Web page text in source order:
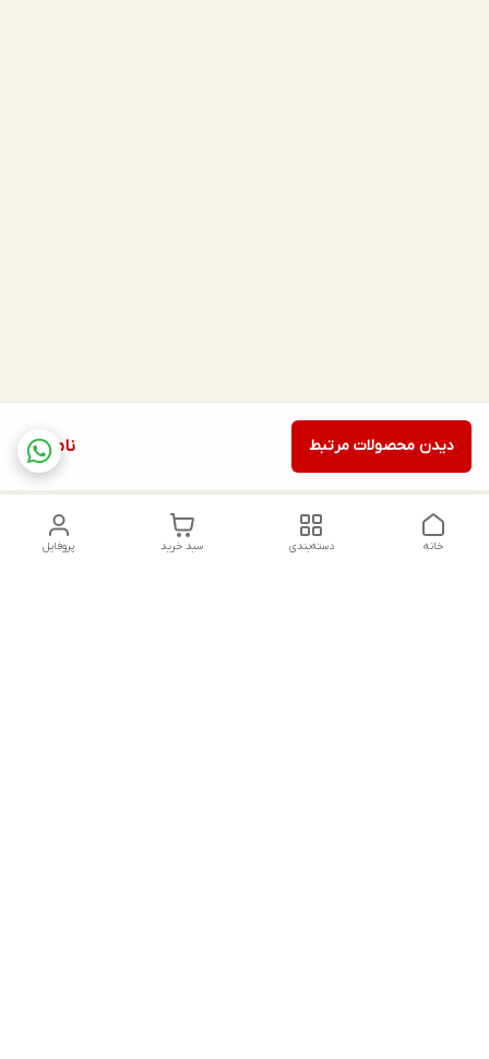
ناموجود دیدن محصولات مرتبط
پروفایل سبد خرید دسته‌بندی خانه